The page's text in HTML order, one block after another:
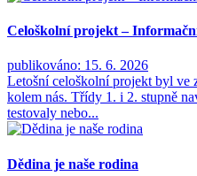
Celoškolní projekt –
publikováno: 15. 6. 2026
Letošní celoškolní projekt byl ve
kolem nás. Třídy 1. i 2. stupně
testovaly nebo...
Dědina je naše rodina